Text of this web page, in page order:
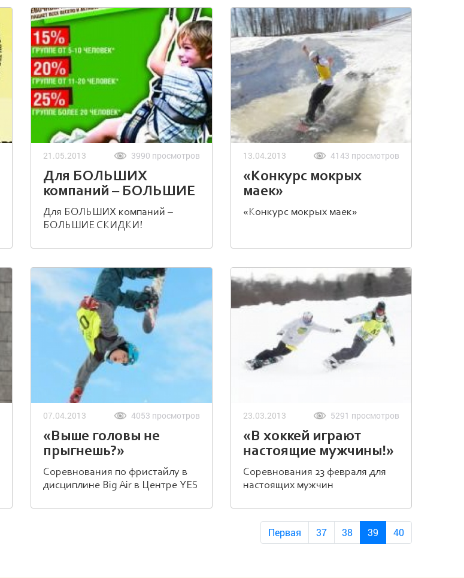
21.05.2013 3990 просмотров
Для БОЛЬШИХ
компаний – БОЛЬШИЕ
СКИДКИ!
Для БОЛЬШИХ компаний –
БОЛЬШИЕ СКИДКИ!
13.04.2013 4143 просмотров
«Конкурс мокрых
маек»
«Конкурс мокрых маек»
07.04.2013 4053 просмотров
«Выше головы не
прыгнешь?»
Соревнования по фристайлу в
дисциплине Big Air в Центре YES
23.03.2013 5291 просмотров
«В хоккей играют
настоящие мужчины!»
Соревнования 23 февраля для
настоящих мужчин
Первая 37 38 39 40